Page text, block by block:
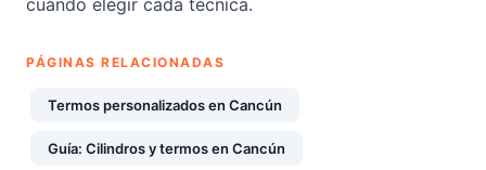
cuándo elegir cada técnica.
PÁGINAS RELACIONADAS
Termos personalizados en Cancún
Guía: Cilindros y termos en Cancún